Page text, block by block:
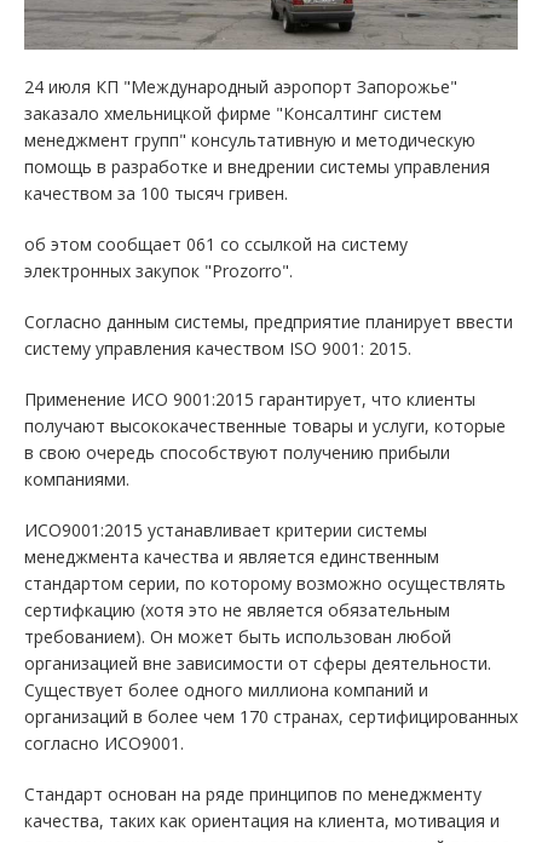
24 июля КП "Международный аэропорт Запорожье"
заказало хмельницкой фирме "Консалтинг систем
менеджмент групп" консультативную и методическую
помощь в разработке и внедрении системы управления
качеством за 100 тысяч гривен.
об этом сообщает 061 со ссылкой на систему
электронных закупок "Prozorro".
Согласно данным системы, предприятие планирует ввести
систему управления качеством ISO 9001: 2015.
Применение ИСО 9001:2015 гарантирует, что клиенты
получают высококачественные товары и услуги, которые
в свою очередь способствуют получению прибыли
компаниями.
ИСО9001:2015 устанавливает критерии системы
менеджмента качества и является единственным
стандартом серии, по которому возможно осуществлять
сертифкацию (хотя это не является обязательным
требованием). Он может быть использован любой
организацией вне зависимости от сферы деятельности.
Существует более одного миллиона компаний и
организаций в более чем 170 странах, сертифицированных
согласно ИСО9001.
Стандарт основан на ряде принципов по менеджменту
качества, таких как ориентация на клиента, мотивация и